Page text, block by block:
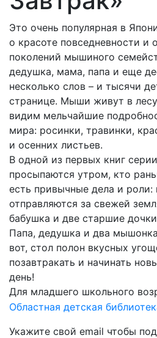
Это очень популярная в
о красоте повседневности и
поколений мышиного
дедушка, мама, папа и еще
несколько слов – и тысячи
странице. Мыши живут в
видим мельчайшие
мира: росинки, травинки,
и осенних листьев.
В одной из первых книг
просыпаются утром, кто
есть привычные дела и
отправляются за свежей
бабушка и две старшие
Папа, дедушка и два
вот, стол полон вкусных
позавтракать и начинать
день!
Для младшего школьного
Областная детская
Укажите свой email чтобы